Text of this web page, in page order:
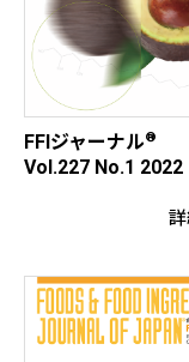
FFIジャーナル®
Vol.227 No.1 2022